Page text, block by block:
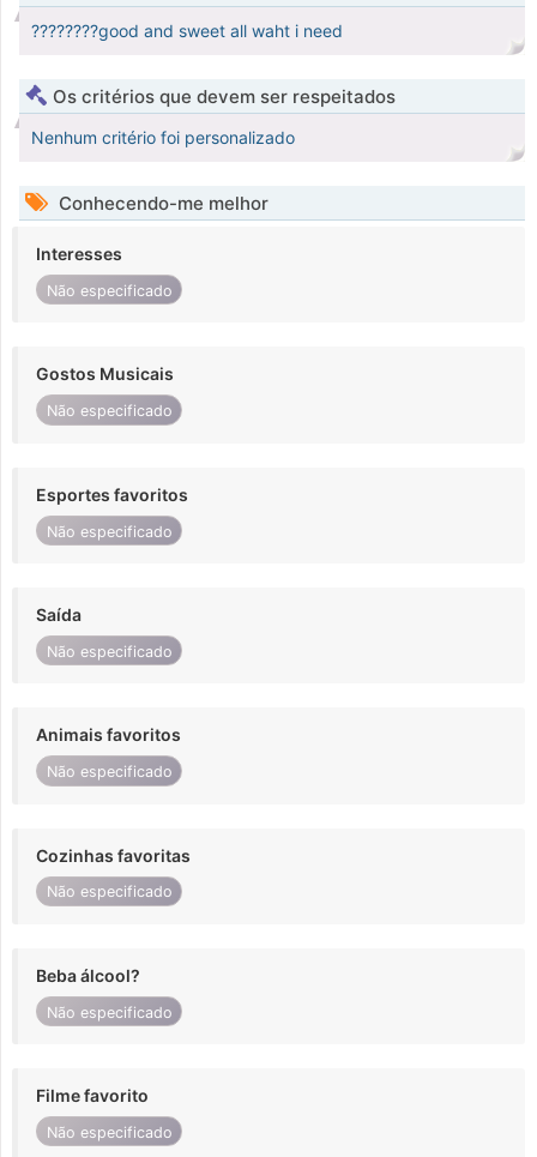
????????good and sweet all waht i need
Os critérios que devem ser respeitados
Nenhum critério foi personalizado
Conhecendo-me melhor
Interesses
Não especificado
Gostos Musicais
Não especificado
Esportes favoritos
Não especificado
Saída
Não especificado
Animais favoritos
Não especificado
Cozinhas favoritas
Não especificado
Beba álcool?
Não especificado
Filme favorito
Não especificado